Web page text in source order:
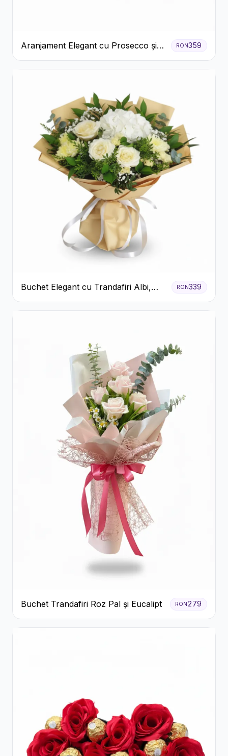
Aranjament Elegant cu Prosecco și
Flori Galbene.
RON359
Buchet Elegant cu Trandafiri Albi,
Hortensie și Crizanteme Crem
RON339
Buchet Trandafiri Roz Pal și Eucalipt RON279